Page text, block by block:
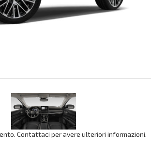
Contattaci per avere ulteriori informazioni.